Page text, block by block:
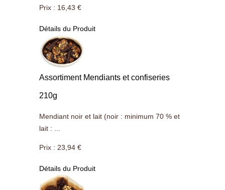
Prix : 16,43 €
Détails du Produit
Assortiment Mendiants et confiseries
210g
Mendiant noir et lait (noir : minimum 70 % et
lait : ...
Prix : 23,94 €
Détails du Produit